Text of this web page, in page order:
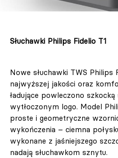
Słuchawki Philips Fidelio T1
Nowe słuchawki TWS Philips
najwyższej jakości oraz
ładujące powleczono
wytłoczonym logo. Model
proste i geometryczne
wykończenia – ciemna
wykonane z jaśniejszego
nadają słuchawkom sznytu.